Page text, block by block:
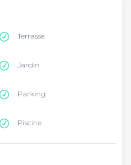
Terrasse
Jardin
Parking
Piscine